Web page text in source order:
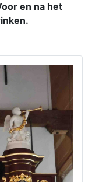
en na het